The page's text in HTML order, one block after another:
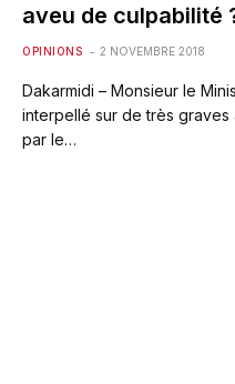
aveu de culpabilité
OPINIONS 2 NOVEMBRE 2018
Dakarmidi – Monsieur le
interpellé sur de très
par le…